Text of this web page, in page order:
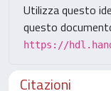
Utilizza questo
questo
https://
Citazioni